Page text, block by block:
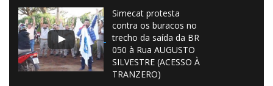
Simecat protesta
contra os buracos no
trecho da saída da BR
050 à Rua AUGUSTO
SILVESTRE (ACESSO À
TRANZERO)